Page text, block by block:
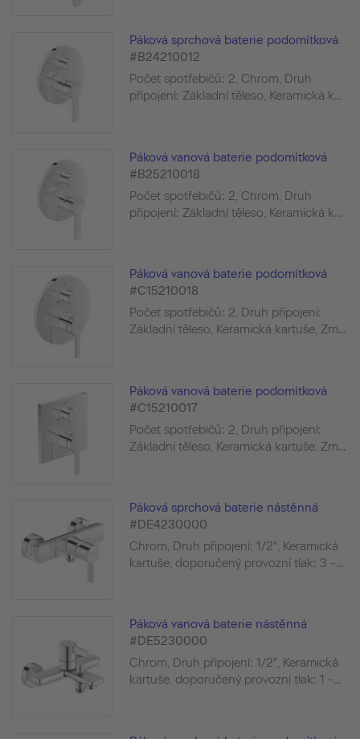
Páková sprchová baterie podomítková
#B24210012
Počet spotřebičů: 2, Chrom, Druh
připojení: Základní těleso, Keramická k...
Páková vanová baterie podomítková
#B25210018
Počet spotřebičů: 2, Chrom, Druh
připojení: Základní těleso, Keramická k...
Páková vanová baterie podomítková
#C15210018
Počet spotřebičů: 2, Druh připojení:
Základní těleso, Keramická kartuše, Zm...
Páková vanová baterie podomítková
#C15210017
Počet spotřebičů: 2, Druh připojení:
Základní těleso, Keramická kartuše, Zm...
Páková sprchová baterie nástěnná
#DE4230000
Chrom, Druh připojení: 1/2", Keramická
kartuše, doporučený provozní tlak: 3 -...
Páková vanová baterie nástěnná
#DE5230000
Chrom, Druh připojení: 1/2", Keramická
kartuše, doporučený provozní tlak: 1 -...